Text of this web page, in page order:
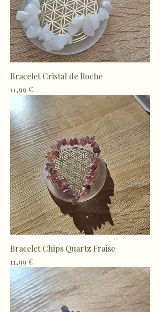
Bracelet Cristal de Roche
Prix
11,99 €
Bracelet Chips Quartz Fraise
Prix
11,99 €